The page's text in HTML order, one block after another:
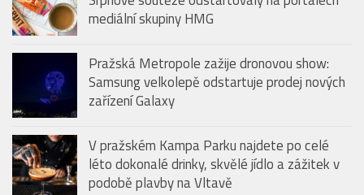
mediální skupiny HMG
Pražská Metropole zažije dronovou show:
Samsung velkolepě odstartuje prodej nových
zařízení Galaxy
V pražském Kampa Parku najdete po celé
léto dokonalé drinky, skvělé jídlo a zážitek v
podobě plavby na Vltavě